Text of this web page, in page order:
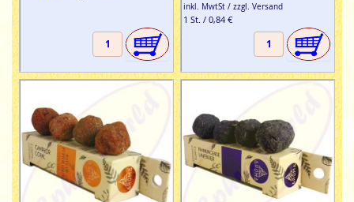
inkl. MwtSt / zzgl. Versand
1 St. / 0,84 €